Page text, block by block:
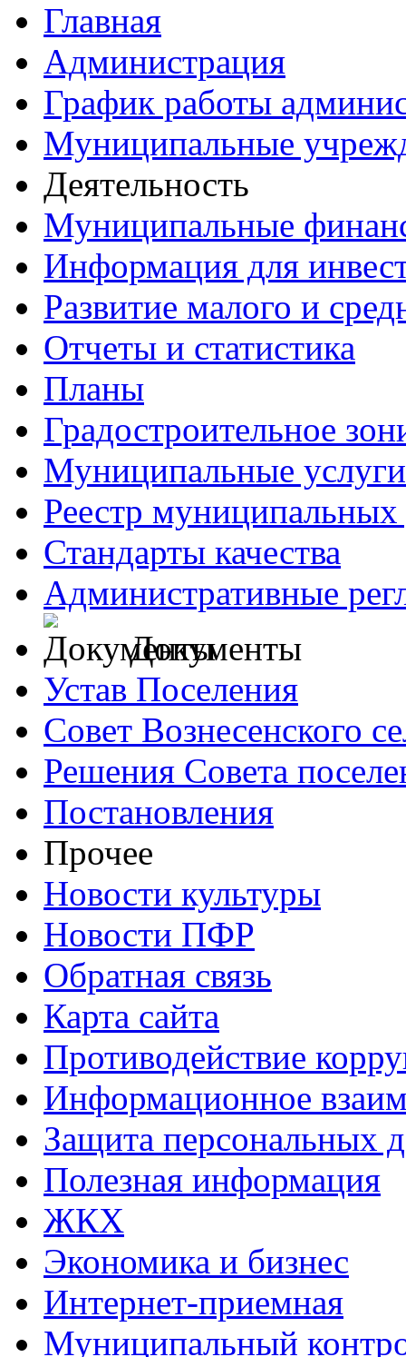
Главная
Администрация
График работы
Муниципальные
Деятельность
Муниципальные
Информация для
Развитие малого и
Отчеты и статистика
Планы
Градостроительное
Муниципальные услуги
Реестр муниципальных
Стандарты качества
Административные
Документы
Устав Поселения
Совет Вознесенского
Решения Совета
Постановления
Прочее
Новости культуры
Новости ПФР
Обратная связь
Карта сайта
Противодействие
Информационное
Защита персональных
Полезная информация
ЖКХ
Экономика и бизнес
Интернет-приемная
Муниципальный